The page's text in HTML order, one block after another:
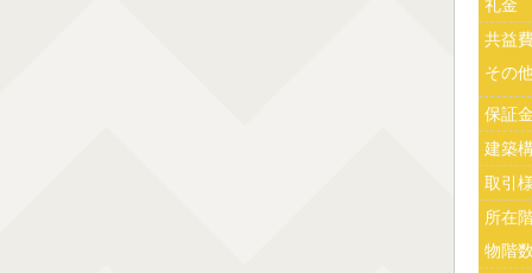
礼金
共益
その
保証
建築
取引
所在
物階